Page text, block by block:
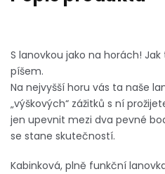
S lanovkou jako na horách!
píšem.
Na nejvyšší horu vás ta naše
„výškových“ zážitků s ní
jen upevnit mezi dva pevné
se stane skutečností.
Kabinková, plně funkční